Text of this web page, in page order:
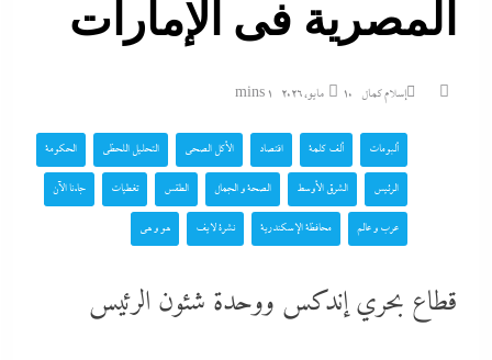
المصرية فى الإمارات
إسلام كمال 10 مايو، 2026 1 mins
ألبومات ألف كلمة اقتصاد الأكل الصحي التحليل اللحظي الحكومة
الرئيس الشرق الأوسط الصحة و الجمال الطقس تغطيات جاءنا الآن
عرب و عالم محافظة الإسكندرية نشرة لايف هو و هي
قطاع بحري إندكس ووحدة شئون الرئيس